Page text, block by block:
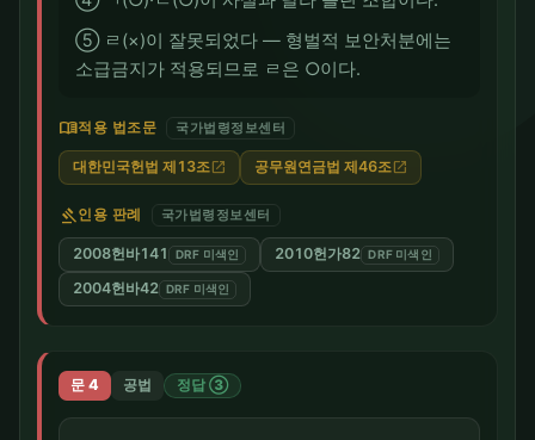
⑤ ㄹ(×)이 잘못되었다 — 형벌적 보안처분에는
소급금지가 적용되므로 ㄹ은 ○이다.
menu_book적용 법조문 국가법령정보센터
대한민국헌법 제13조 open_in_new 공무원연금법 제46조 open_in_new
gavel인용 판례 국가법령정보센터
2008헌바141 DRF 미색인 2010헌가82 DRF 미색인
2004헌바42 DRF 미색인
문 4 공법 정답 ③